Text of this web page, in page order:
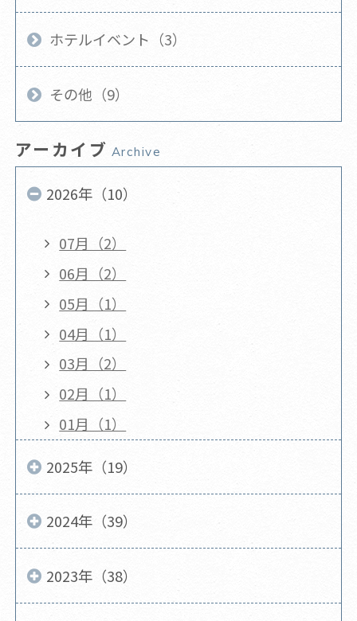
ホテルイベント（3）
その他（9）
アーカイブ Archive
2026年（10）
07月（2）
06月（2）
05月（1）
04月（1）
03月（2）
02月（1）
01月（1）
2025年（19）
2024年（39）
2023年（38）